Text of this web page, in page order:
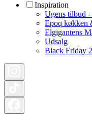
Inspiration
Ugens tilbud -
Epoq køkken
Elgigantens
Udsalg
Black Friday